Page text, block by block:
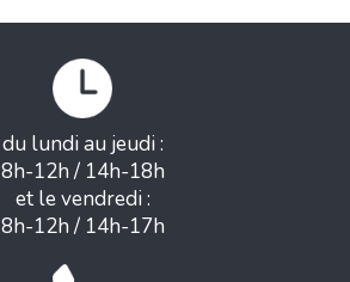
du lundi au jeudi :
8h-12h / 14h-18h
et le vendredi :
8h-12h / 14h-17h